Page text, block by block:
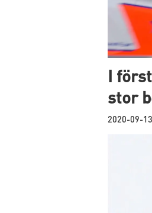
I
stor
2020-09-13